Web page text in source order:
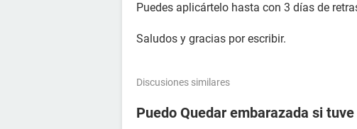
Puedes aplicártelo hasta con 3 días de
Saludos y gracias por escribir.
Discusiones similares
Puedo Quedar embarazada si